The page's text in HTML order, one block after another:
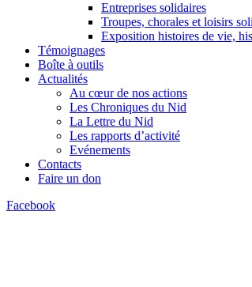
Entreprises solidaires
Troupes, chorales et loisirs
Exposition histoires de vie,
Témoignages
Boîte à outils
Actualités
Au cœur de nos actions
Les Chroniques du Nid
La Lettre du Nid
Les rapports d’activité
Evénements
Contacts
Faire un don
Facebook